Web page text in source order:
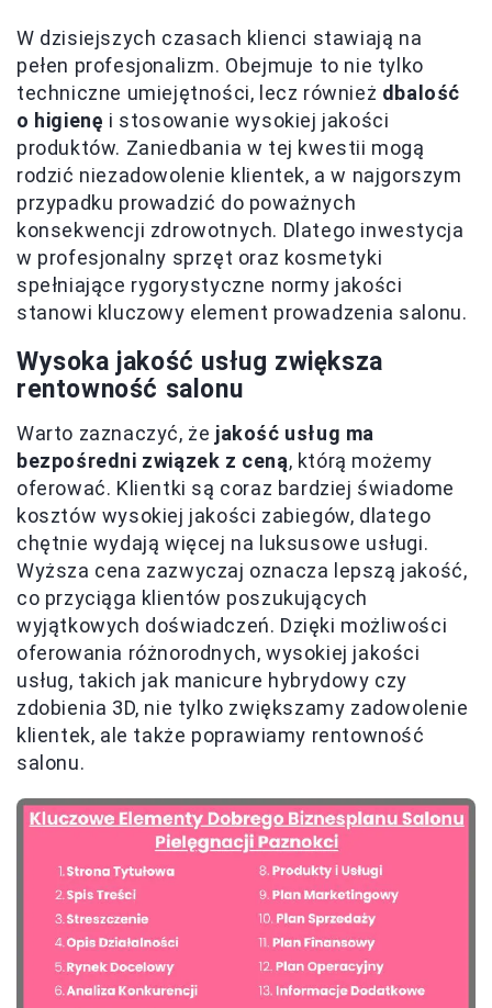
W dzisiejszych czasach klienci stawiają na
pełen profesjonalizm. Obejmuje to nie tylko
techniczne umiejętności, lecz również dbalość
o higienę i stosowanie wysokiej jakości
produktów. Zaniedbania w tej kwestii mogą
rodzić niezadowolenie klientek, a w najgorszym
przypadku prowadzić do poważnych
konsekwencji zdrowotnych. Dlatego inwestycja
w profesjonalny sprzęt oraz kosmetyki
spełniające rygorystyczne normy jakości
stanowi kluczowy element prowadzenia salonu.
Wysoka jakość usług zwiększa
rentowność salonu
Warto zaznaczyć, że jakość usług ma
bezpośredni związek z ceną, którą możemy
oferować. Klientki są coraz bardziej świadome
kosztów wysokiej jakości zabiegów, dlatego
chętnie wydają więcej na luksusowe usługi.
Wyższa cena zazwyczaj oznacza lepszą jakość,
co przyciąga klientów poszukujących
wyjątkowych doświadczeń. Dzięki możliwości
oferowania różnorodnych, wysokiej jakości
usług, takich jak manicure hybrydowy czy
zdobienia 3D, nie tylko zwiększamy zadowolenie
klientek, ale także poprawiamy rentowność
salonu.